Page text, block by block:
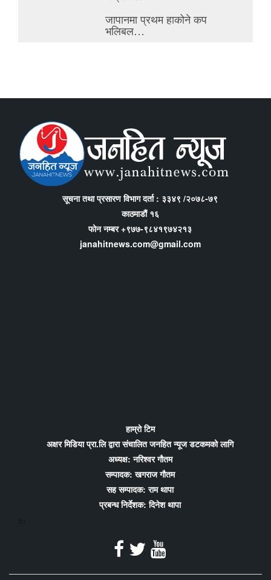
जापानमा प्रथम हाकोने कप
भलिबल…
सूचना तथा प्रसारण विभाग दर्ता : ३३४९ /२०७८-७९
काठमाडौं १६
फोन नम्बर +९७७-९८४१९७४२१३
janahitnews.com@gmail.com
हाम्रो टिम
अक्षर मिडिया प्रा.लि द्वारा संचालित जनहित न्यूज डटकमको लागि
अध्यक्ष: नरिश्वर गौतम
सम्पादक: खगराज गौतम
सह सम्पादक: राम थापा
प्रबन्ध निर्देशक: दिनेश थापा